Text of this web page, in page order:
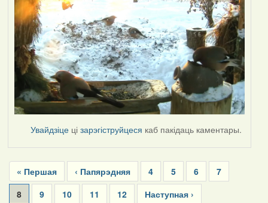
Увайдзіце цізарэгіструйцеся каб пакідаць каментары.
Pagination
First
page
« Першая
Previous
page
‹ Папярэдняя Page
4 Page
5 Page
6 Page
7
Current
8 Page
9 Page
10 Page
11 Page
12
Next
Наступная ›